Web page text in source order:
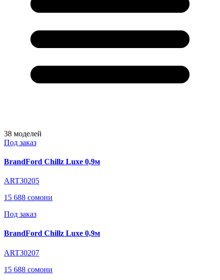
38 моделей
Под заказ
BrandFord Chillz Luxe 0,9м
ART30205
15 688 сомони
Под заказ
BrandFord Chillz Luxe 0,9м
ART30207
15 688 сомони